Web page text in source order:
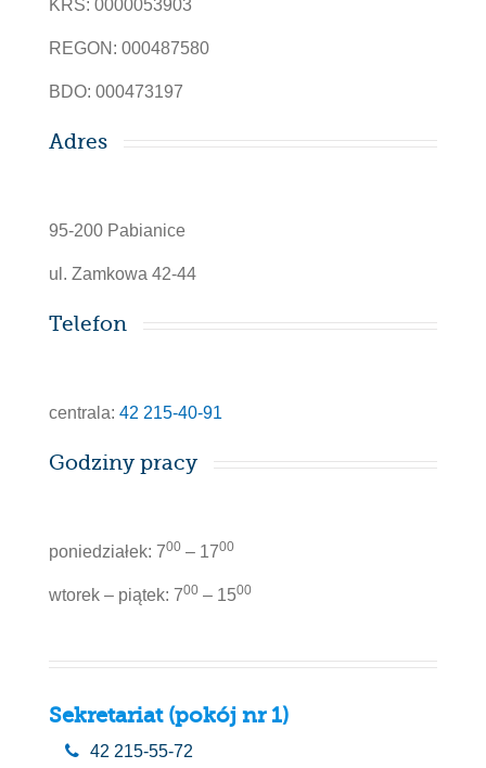
KRS: 0000053903
REGON: 000487580
BDO: 000473197
Adres
95-200 Pabianice
ul. Zamkowa 42-44
Telefon
centrala: 42 215-40-91
Godziny pracy
poniedziałek: 700 – 1700
wtorek – piątek: 700 – 1500
Sekretariat (pokój nr 1)
42 215-55-72